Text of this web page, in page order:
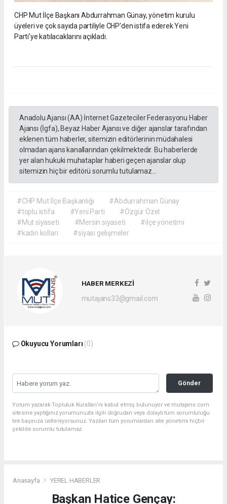
CHP Mut İlçe Başkanı Abdurrahman Günay, yönetim kurulu
üyeleri ve çok sayıda partiliyle CHP’den istifa ederek Yeni
Parti’ye katılacaklarını açıkladı.
Anadolu Ajansı (AA) İnternet Gazeteciler Federasyonu Haber
Ajansı (İgfa), Beyaz Haber Ajansı ve diğer ajanslar tarafından
eklenen tüm haberler, sitemizin editörlerinin müdahalesi
olmadan ajans kanallarından çekilmektedir. Bu haberlerde
yer alan hukuki muhataplar haberi geçen ajanslar olup
sitemizin hiç bir editörü sorumlu tutulamaz...
#CHP Mut İlçe Başkanlığı
#Abdurrahman Günay
#toplu istifa
#Yeni Parti
#Özgür Özel
#Mut siyaseti
#Mersin siyaseti
#ilçe yönetimi
#kadın kolları
#siyasi gelişmeler
HABER MERKEZİ
mutajans33@gmail.com
Okuyucu Yorumları (0)
Gönder
Yorum yazarak Topluluk Kuralları’nı kabul etmiş bulunuyor ve mutajans.com
sitesine yaptığınız yorumunuzla ilgili doğrudan veya dolaylı tüm sorumluluğu
tek başınıza üstleniyorsunuz. Yazılan tüm yorumlardan site yönetimi hiçbir
şekilde sorumlu tutulamaz.
Anasayfa YEREL HABERLER
Başkan Hatice Gençay: